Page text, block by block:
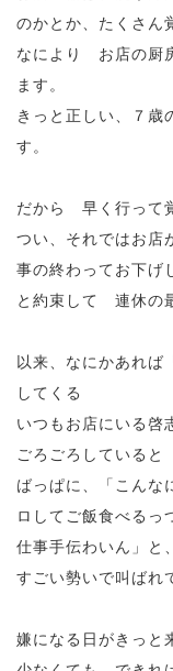
のかとか、たくさん
なにより お店の厨
ます。
きっと正しい、７歳
す。
だから 早く行って
つい、それではお店
事の終わってお下げ
と約束して 連休の
以来、なにかあれば
してくる
いつもお店にいる啓
ごろごろしていると
ばっぱに、「こんな
ロしてご飯食べるっ
仕事手伝わいん」と、
すごい勢いで叫ばれ
嫌になる日がきっと